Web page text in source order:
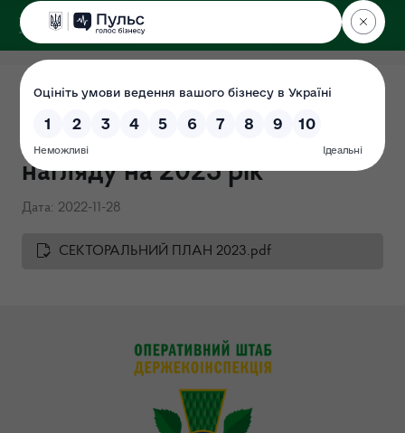
ДЕРЖЕКОІНСПЕКЦІЯ
Секторальний план
державного ринкового
нагляду на 2023 рік
Дата: 2022-11-28
СЕКТОРАЛЬНИЙ ПЛАН 2023.pdf